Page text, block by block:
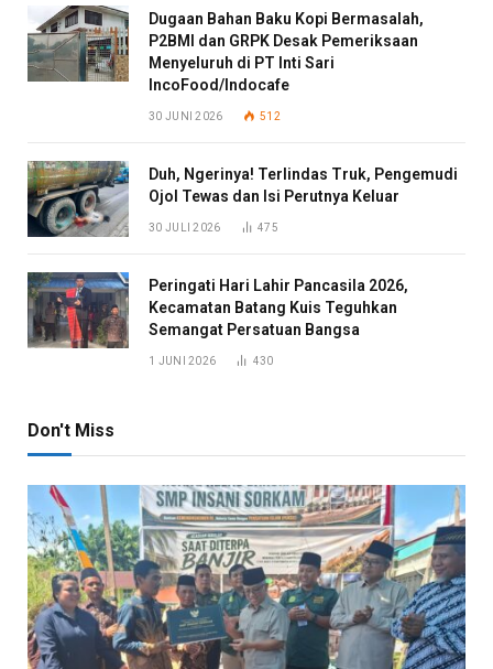
Dugaan Bahan Baku Kopi Bermasalah,
P2BMI dan GRPK Desak Pemeriksaan
Menyeluruh di PT Inti Sari
IncoFood/Indocafe
30 JUNI 2026 512
Duh, Ngerinya! Terlindas Truk, Pengemudi
Ojol Tewas dan Isi Perutnya Keluar
30 JULI 2026 475
Peringati Hari Lahir Pancasila 2026,
Kecamatan Batang Kuis Teguhkan
Semangat Persatuan Bangsa
1 JUNI 2026 430
Don't Miss